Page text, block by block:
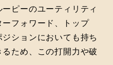
ピーのユーティリティ
フォワード、トップ
ジションにおいても持ち
ため、この打開力や破